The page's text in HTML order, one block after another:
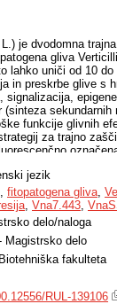
je dvodomna
gliva
lahko uniči od 10
in preskrbe glive s
signalizacija,
funkcije glivnih
za trajno
Prav tako smo v
in se v
protein
DNA
MORN
VnaSSP4.2,
jezik
, fitopatogena gliva,
, Vna7.443,
delo/naloga
Magistrsko delo
fakulteta
RUL-139106